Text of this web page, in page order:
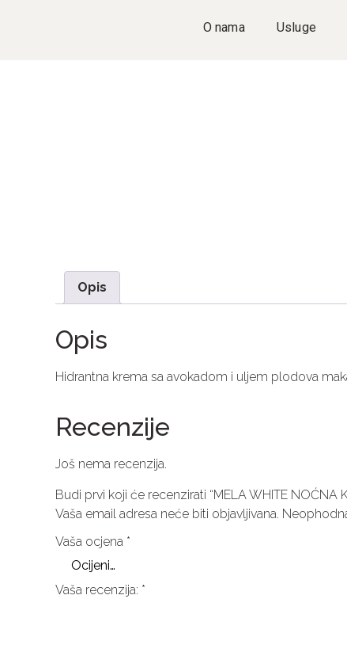
O nama Usluge
Opis
Opis
Hidrantna krema sa avokadom i uljem plodova
Recenzije
Još nema recenzija.
Budi prvi koji će recenzirati “MELA WHITE NOĆNA
Vaša email adresa neće biti objavljivana.
Vaša ocjena *
Vaša recenzija: *